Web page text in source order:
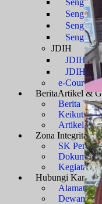
Sengketa
JDIH
JDIH
JDIH
e-Court
BeritaArtikel &
Berita
Artikel
Zona Integritas
SK
Dokumen
Kegiatan
Hubungi Kami
Alamat
Dewan